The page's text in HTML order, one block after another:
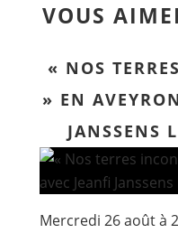
VOUS
« NOS
» EN
JANSSENS
Mercredi 26 août à